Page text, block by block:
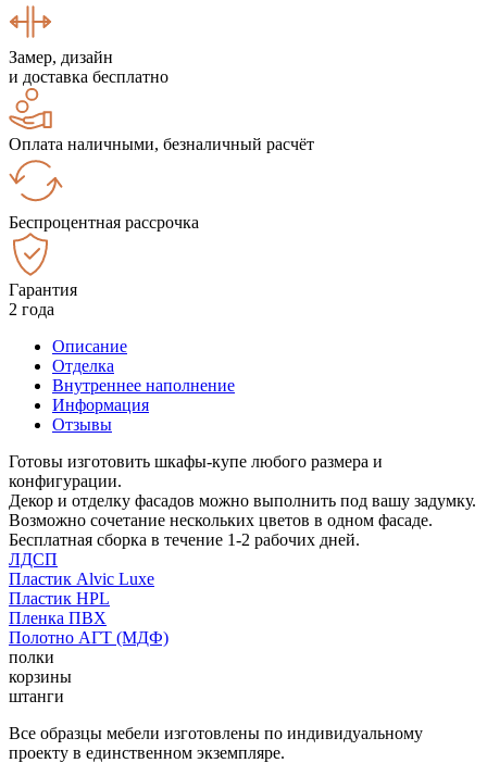
Замер, дизайн
и доставка бесплатно
Оплата наличными, безналичный расчёт
Беспроцентная рассрочка
Гарантия
2 года
Описание
Отделка
Внутреннее наполнение
Информация
Отзывы
Готовы изготовить шкафы-купе любого размера и
конфигурации.
Декор и отделку фасадов можно выполнить под вашу задумку.
Возможно сочетание нескольких цветов в одном фасаде.
Бесплатная сборка в течение 1-2 рабочих дней.
ЛДСП
Пластик Alvic Luxe
Пластик HPL
Пленка ПВХ
Полотно АГТ (МДФ)
полки
корзины
штанги
Все образцы мебели изготовлены по индивидуальному
проекту в единственном экземпляре.